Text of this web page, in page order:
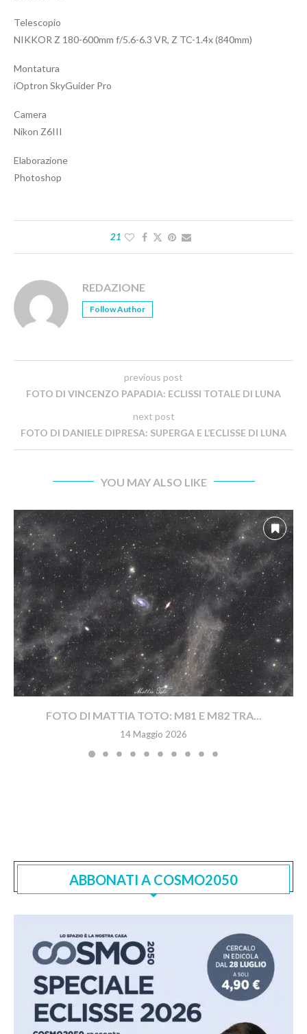
Telescopio
NIKKOR Z 180-600mm f/5.6-6.3 VR, Z TC-1.4x (840mm)
Montatura
iOptron SkyGuider Pro
Camera
Nikon Z6III
Elaborazione
Photoshop
21
REDAZIONE
Follow Author
previous post
FOTO DI VINCENZO PAPADIA: ECLISSI TOTALE DI LUNA
next post
FOTO DI DANIELE DIPRESA: SUPERGA E L’ECLISSE DI LUNA
YOU MAY ALSO LIKE
FOTO DI MATTIA TOTO: M81 E M82 TRA...
14 Maggio 2026
ABBONATI A COSMO2050